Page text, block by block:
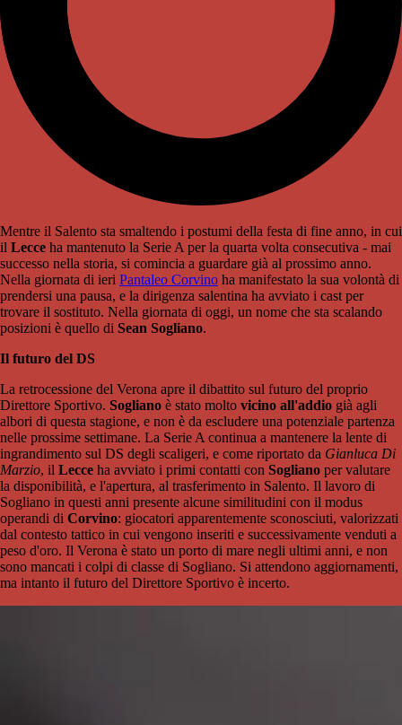
Mentre il Salento sta smaltendo i postumi della festa di fine anno, in cui
il Lecce ha mantenuto la Serie A per la quarta volta consecutiva - mai
successo nella storia, si comincia a guardare già al prossimo anno.
Nella giornata di ieri Pantaleo Corvino ha manifestato la sua volontà di
prendersi una pausa, e la dirigenza salentina ha avviato i cast per
trovare il sostituto. Nella giornata di oggi, un nome che sta scalando
posizioni è quello di Sean Sogliano.
Il futuro del DS
La retrocessione del Verona apre il dibattito sul futuro del proprio
Direttore Sportivo. Sogliano è stato molto vicino all'addio già agli
albori di questa stagione, e non è da escludere una potenziale partenza
nelle prossime settimane. La Serie A continua a mantenere la lente di
ingrandimento sul DS degli scaligeri, e come riportato da Gianluca Di
Marzio, il Lecce ha avviato i primi contatti con Sogliano per valutare
la disponibilità, e l'apertura, al trasferimento in Salento. Il lavoro di
Sogliano in questi anni presente alcune similitudini con il modus
operandi di Corvino: giocatori apparentemente sconosciuti, valorizzati
dal contesto tattico in cui vengono inseriti e successivamente venduti a
peso d'oro. Il Verona è stato un porto di mare negli ultimi anni, e non
sono mancati i colpi di classe di Sogliano. Si attendono aggiornamenti,
ma intanto il futuro del Direttore Sportivo è incerto.